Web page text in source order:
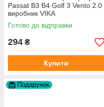
Passat B3 B4 Golf 3 Vento 2.0
виробник VIKA
Готово до відправки
294 ₴
Купити
Подарунок